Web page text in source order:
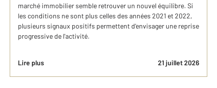
marché immobilier semble retrouver un nouvel équilibre. Si
les conditions ne sont plus celles des années 2021 et 2022,
plusieurs signaux positifs permettent d'envisager une reprise
progressive de l'activité.
Lire plus 21 juillet 2026